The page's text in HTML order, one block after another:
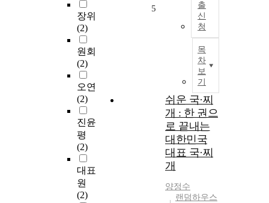
장위
(2)
원회
(2)
오연
(2)
진윤
평
(2)
대표
원
(2)
출
신
청
목
차
보
기
5
쉬운 국·찌
개 : 한 권으
로 끝내는
대한민국
대표 국·찌
개
양정수
랜덤하우스